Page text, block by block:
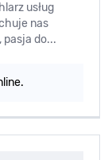
usług
nas
pasja do...